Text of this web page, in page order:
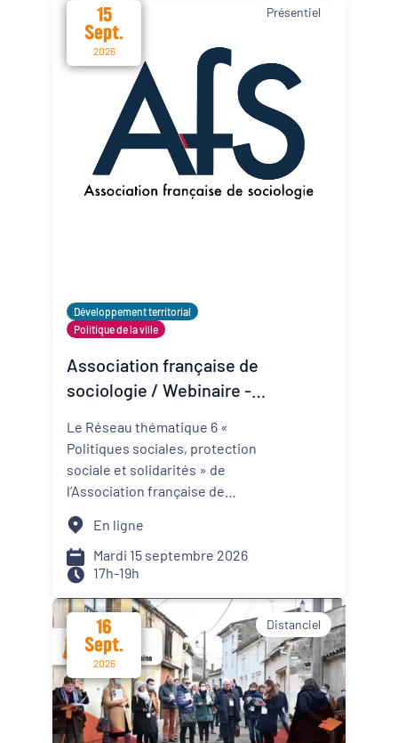
15
Sept.
2026
Présentiel
Développement territorial
Politique de la ville
Association française de
sociologie / Webinaire -
politiques sociales face
aux médias
Le Réseau thématique 6 «
Politiques sociales, protection
sociale et solidarités » de
l’Association française de
et se propose d’être un lieu
d’échange, de travail et de débat
sur l’ensemble des questions
touchant aux dynamiques de
construction et d’évolution des
systèmes de protection sociale
et de solidarités.
En ligne
Mardi 15 septembre 2026
17h-19h
16
Sept.
2026
Distanciel